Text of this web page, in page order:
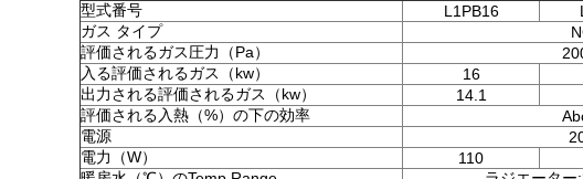
型式番号 L1PB16
ガス タイプ
評価されるガス圧力（Pa）
入る評価されるガス（kw）
16
出力される評価されるガス（kw）
14.1
評価される入熱（%）の下の効率
電源
電力（W）
110